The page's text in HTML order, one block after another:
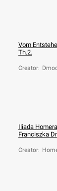
Vom
Th.2.
Creator:
Iliada
Franciszka
Creator: